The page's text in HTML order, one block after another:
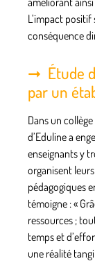
L’impact
conséquence
Étude
par un
Dans un
d’Eduline a
enseignants y
organisent
pédagogiques
témoigne : «
ressources ;
temps et
une réalité